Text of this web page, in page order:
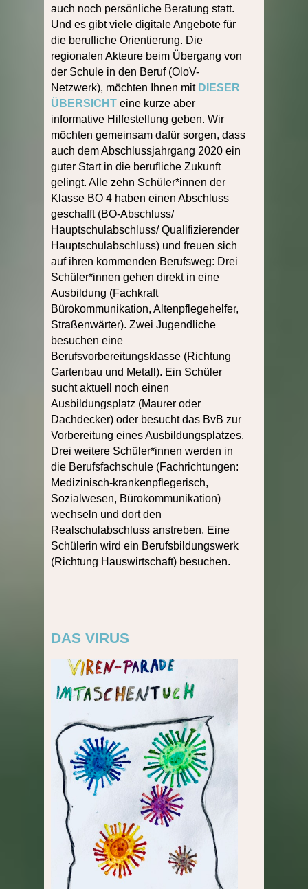
auch noch persönliche Beratung statt.
Und es gibt viele digitale Angebote für
die berufliche Orientierung. Die
regionalen Akteure beim Übergang von
der Schule in den Beruf (OloV-
Netzwerk), möchten Ihnen mit DIESER
ÜBERSICHT eine kurze aber
informative Hilfestellung geben. Wir
möchten gemeinsam dafür sorgen, dass
auch dem Abschlussjahrgang 2020 ein
guter Start in die berufliche Zukunft
gelingt. Alle zehn Schüler*innen der
Klasse BO 4 haben einen Abschluss
geschafft (BO-Abschluss/
Hauptschulabschluss/ Qualifizierender
Hauptschulabschluss) und freuen sich
auf ihren kommenden Berufsweg: Drei
Schüler*innen gehen direkt in eine
Ausbildung (Fachkraft
Bürokommunikation, Altenpflegehelfer,
Straßenwärter). Zwei Jugendliche
besuchen eine
Berufsvorbereitungsklasse (Richtung
Gartenbau und Metall). Ein Schüler
sucht aktuell noch einen
Ausbildungsplatz (Maurer oder
Dachdecker) oder besucht das BvB zur
Vorbereitung eines Ausbildungsplatzes.
Drei weitere Schüler*innen werden in
die Berufsfachschule (Fachrichtungen:
Medizinisch-krankenpflegerisch,
Sozialwesen, Bürokommunikation)
wechseln und dort den
Realschulabschluss anstreben. Eine
Schülerin wird ein Berufsbildungswerk
(Richtung Hauswirtschaft) besuchen.
DAS VIRUS